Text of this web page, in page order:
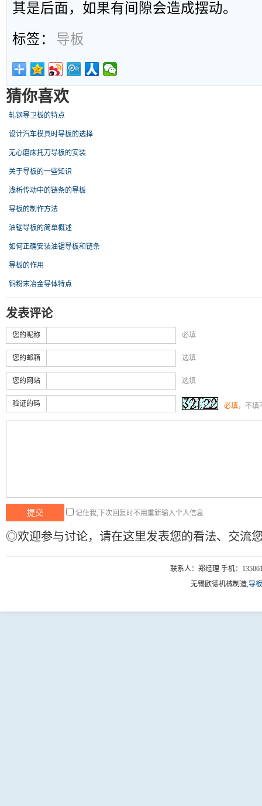
其是后面，如果有间隙会造成摆动。
标签： 导板
猜你喜欢
轧钢导卫板的特点
设计汽车模具时导板的选择
无心磨床托刀导板的安装
关于导板的一些知识
浅析传动中的链条的导板
导板的制作方法
油锯导板的简单概述
如何正确安装油锯导板和链条
导板的作用
铜粉末冶金导体特点
发表评论
您的昵称 必填
您的邮箱 选填
您的网站 选填
验证的码 必填，不填
记住我,下次回复时不用重新输入个人信息
◎欢迎参与讨论，请在这里发表您的看法、交流
联系人：郑经理 手机：
无锡欧德机械制造, 导板